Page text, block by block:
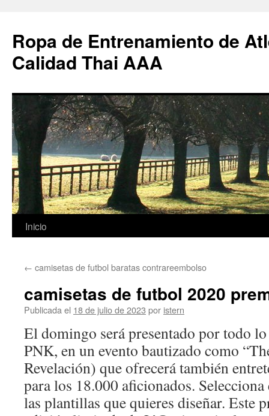
Ropa de Entrenamiento de
Calidad Thai AAA
Saltar
contenido
Inicio
← camisetas de futbol baratas contrareembolso
camisetas de futbol 2020
Publicada el 18 de julio de 2023 por istern
El domingo será presentado por todo
PNK, en un evento bautizado como
Revelación) que ofrecerá también
para los 18.000 aficionados.
las plantillas que quieres diseñar. Este